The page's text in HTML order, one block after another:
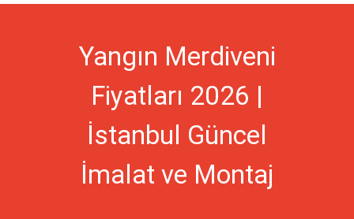
Yangın Merdiveni
Fiyatları 2026 |
İstanbul Güncel
İmalat ve Montaj